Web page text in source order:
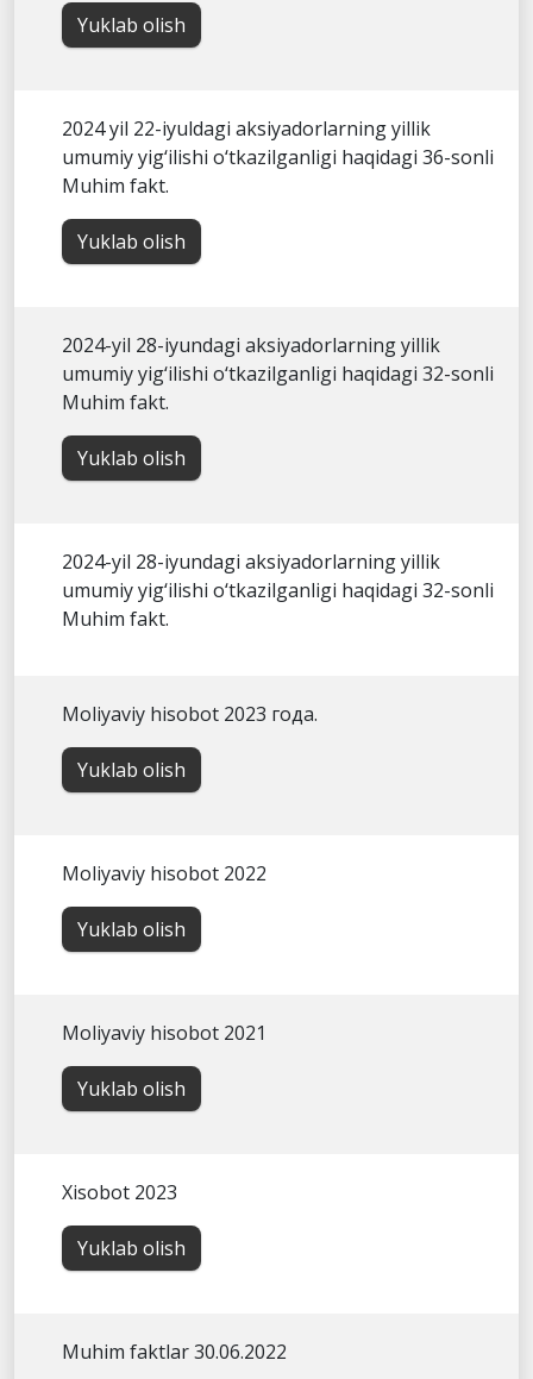
Yuklab olish
2024 yil 22-iyuldagi aksiyadorlarning yillik
umumiy yig‘ilishi o‘tkazilganligi haqidagi 36-sonli
Muhim fakt.
Yuklab olish
2024-yil 28-iyundagi aksiyadorlarning yillik
umumiy yig‘ilishi o‘tkazilganligi haqidagi 32-sonli
Muhim fakt.
Yuklab olish
2024-yil 28-iyundagi aksiyadorlarning yillik
umumiy yig‘ilishi o‘tkazilganligi haqidagi 32-sonli
Muhim fakt.
Moliyaviy hisobot 2023 года.
Yuklab olish
Moliyaviy hisobot 2022
Yuklab olish
Moliyaviy hisobot 2021
Yuklab olish
Xisobot 2023
Yuklab olish
Muhim faktlar 30.06.2022